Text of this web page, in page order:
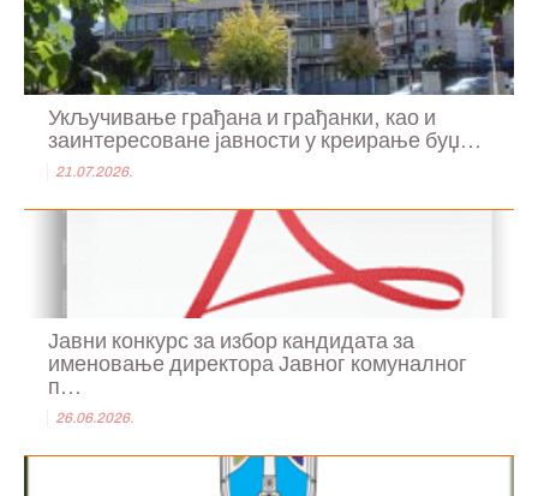
Укључивање грађана и грађанки, као и
заинтересоване јавности у креирање буџ...
21.07.2026.
Јавни конкурс за избор кандидата за
именовање директора Јавног комуналног
п...
26.06.2026.